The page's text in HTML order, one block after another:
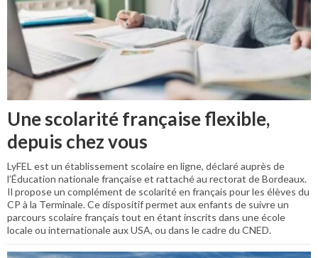
Une scolarité française flexible,
depuis chez vous
LyFEL est un établissement scolaire en ligne, déclaré auprès de
l’Éducation nationale française et rattaché au rectorat de Bordeaux.
Il propose un complément de scolarité en français pour les élèves du
CP à la Terminale. Ce dispositif permet aux enfants de suivre un
parcours scolaire français tout en étant inscrits dans une école
locale ou internationale aux USA, ou dans le cadre du CNED.